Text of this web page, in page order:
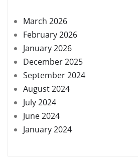
March 2026
February 2026
January 2026
December 2025
September 2024
August 2024
July 2024
June 2024
January 2024